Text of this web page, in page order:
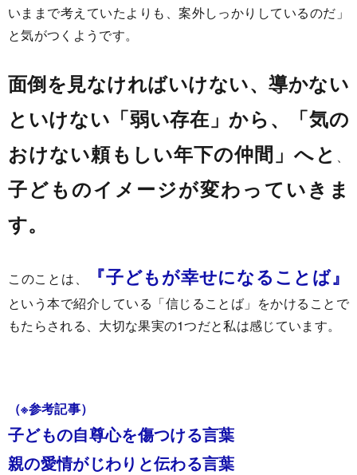
いままで考えていたよりも、案外しっかりしているのだ」
と気がつくようです。
面倒を見なければいけない、導かない
といけない「弱い存在」から、「気の
おけない頼もしい年下の仲間」へと 、
子どものイメージが変わっていきま
す。
このことは、 『子どもが幸せになることば』
という本で紹介している「信じることば」をかけることで
もたらされる、大切な果実の1つだと私は感じています。
（※参考記事）
子どもの自尊心を傷つける言葉
親の愛情がじわりと伝わる言葉